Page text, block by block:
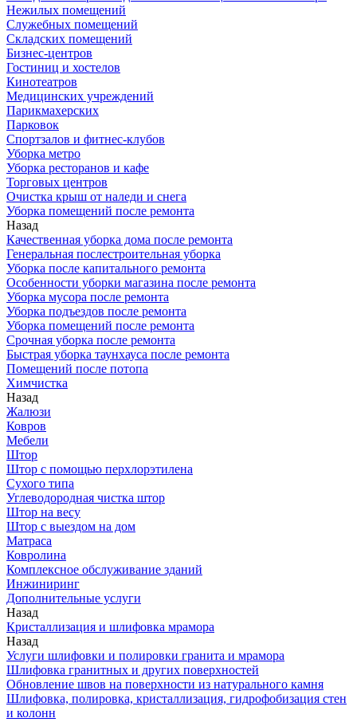
Нежилых помещений
Служебных помещений
Складских помещений
Бизнес-центров
Гостиниц и хостелов
Кинотеатров
Медицинских учреждений
Парикмахерских
Парковок
Спортзалов и фитнес-клубов
Уборка метро
Уборка ресторанов и кафе
Торговых центров
Очистка крыш от наледи и снега
Уборка помещений после ремонта
Назад
Качественная уборка дома после ремонта
Генеральная послестроительная уборка
Уборка после капитального ремонта
Особенности уборки магазина после ремонта
Уборка мусора после ремонта
Уборка подъездов после ремонта
Уборка помещений после ремонта
Срочная уборка после ремонта
Быстрая уборка таунхауса после ремонта
Помещений после потопа
Химчистка
Назад
Жалюзи
Ковров
Мебели
Штор
Штор с помощью перхлорэтилена
Сухого типа
Углеводородная чистка штор
Штор на весу
Штор с выездом на дом
Матраса
Ковролина
Комплексное обслуживание зданий
Инжиниринг
Дополнительные услуги
Назад
Кристаллизация и шлифовка мрамора
Назад
Услуги шлифовки и полировки гранита и мрамора
Шлифовка гранитных и других поверхностей
Обновление швов на поверхности из натурального камня
Шлифовка, полировка, кристаллизация, гидрофобизация стен
и колонн